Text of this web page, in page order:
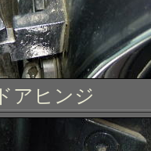
ドアヒンジ